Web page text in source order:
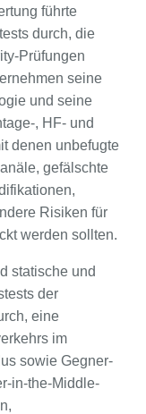
führte
durch, die
Prüfungen
seine
und seine
, HF- und
denen unbefugte
gefälschte
Risiken für
werden sollten.
statische und
der
eine
im
sowie Gegner-
in-the-Middle-